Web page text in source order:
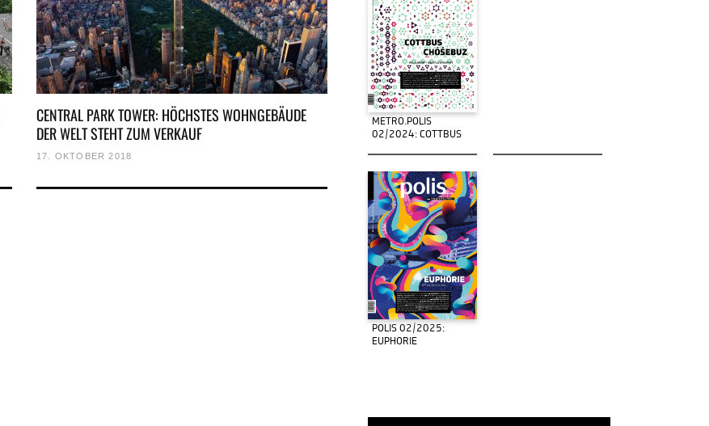
CENTRAL PARK TOWER: HÖCHSTES WOHNGEBÄUDE
DER WELT STEHT ZUM VERKAUF
17. OKTOBER 2018
METRO.POLIS
02/2024: COTTBUS
POLIS 02/2025:
EUPHORIE